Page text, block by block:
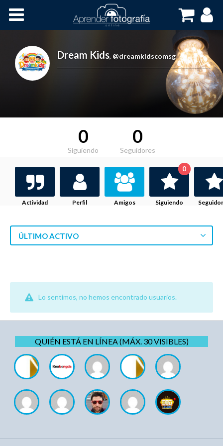
Cursos OnLine
Dream Kids, @dreamkidscomsg
0
Siguiendo
0
Seguidores
Actividad Perfil Amigos Siguiendo
0
ÚLTIMO ACTIVO
Lo sentimos, no hemos encontrado usuarios.
QUIÉN ESTÁ EN LÍNEA (MÁX. 30 VISIBLES)